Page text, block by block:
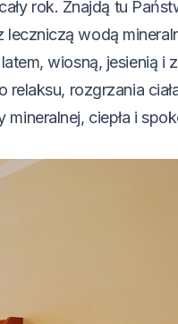
rok. Znajdą tu
wodą
wiosną, jesienią i
rozgrzania
ciepła i